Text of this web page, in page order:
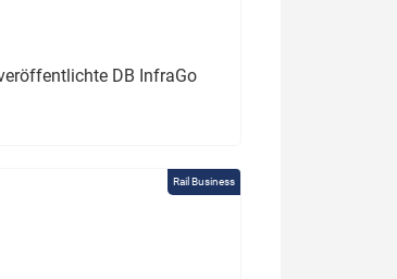
DB InfraGo
Rail Business